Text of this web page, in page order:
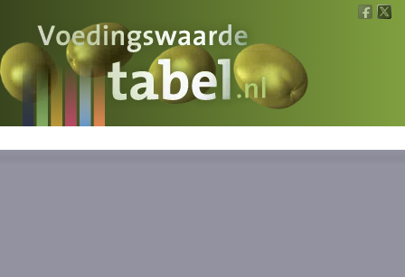
Voedingswaarde
Wat is wat?